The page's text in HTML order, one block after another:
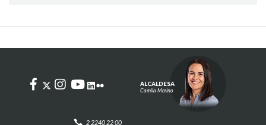
2 2240 22 00
ALCALDESA
Camila Merino